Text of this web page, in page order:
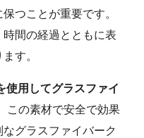
つことが重要です。
間の経過とともに表
す。
使用してグラスファイ
この素材で安全で効果
グラスファイバーク